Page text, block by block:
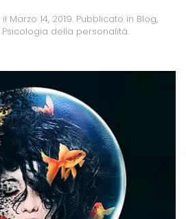
il Marzo 14, 2019. Pubblicato in Blog,
Psicologia della personalità.